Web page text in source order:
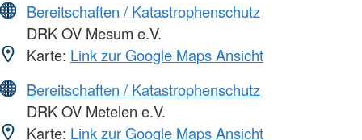
Bereitschaften / Katastrophenschutz
DRK OV Mesum e.V.
Karte: Link zur Google Maps Ansicht
Bereitschaften / Katastrophenschutz
DRK OV Metelen e.V.
Karte: Link zur Google Maps Ansicht